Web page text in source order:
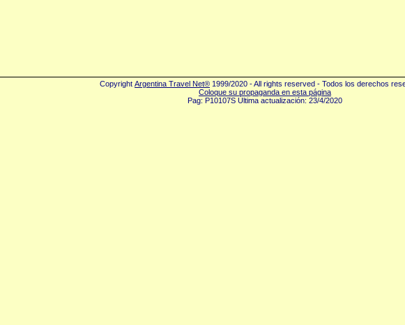
Copyright Argentina Travel Net® 1999/2020 - All rights reserved - Todos los derechos
Coloque su propaganda en esta página
Pag: P10107S Última actualización: 23/4/2020